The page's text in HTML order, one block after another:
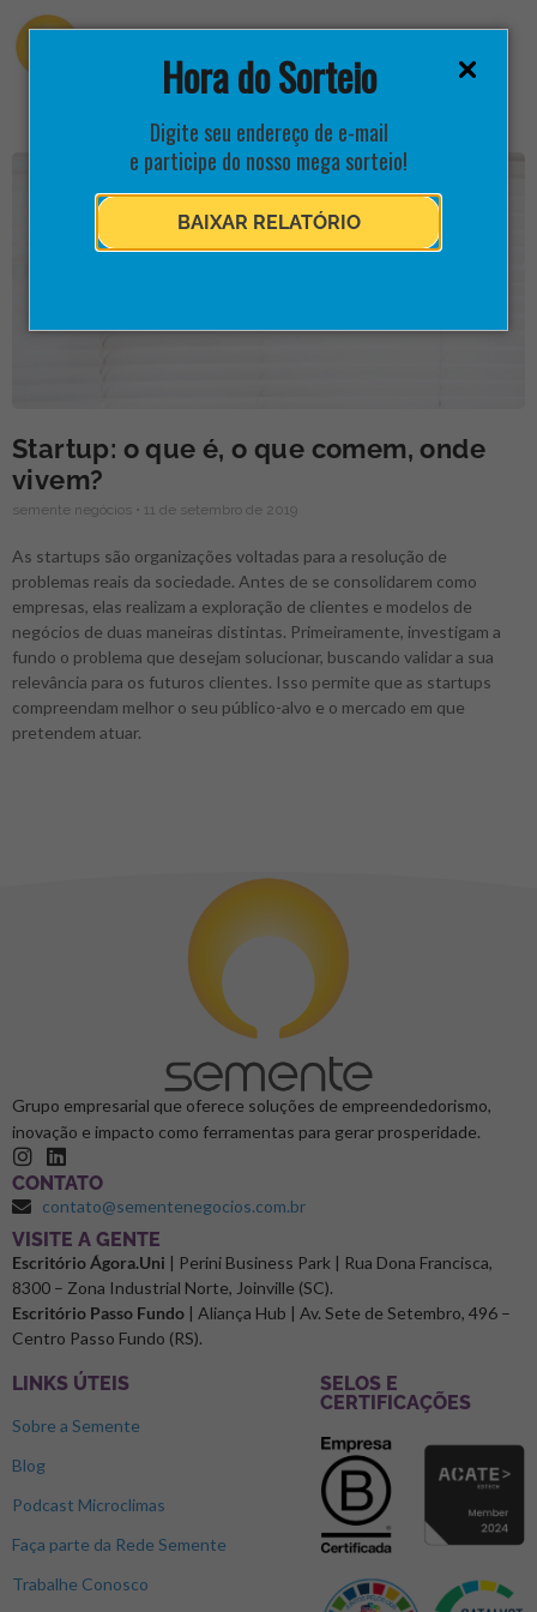
Hora do Sorteio
Digite seu endereço de e-mail
e participe do nosso mega sorteio!
BAIXAR RELATÓRIO
Startup: o que é, o que comem, onde
vivem?
semente negócios 11 de setembro de 2019
As startups são organizações voltadas para a resolução de
problemas reais da sociedade. Antes de se consolidarem como
empresas, elas realizam a exploração de clientes e modelos de
negócios de duas maneiras distintas. Primeiramente, investigam a
fundo o problema que desejam solucionar, buscando validar a sua
relevância para os futuros clientes. Isso permite que as startups
compreendam melhor o seu público-alvo e o mercado em que
pretendem atuar.
Grupo empresarial que oferece soluções de empreendedorismo,
inovação e impacto como ferramentas para gerar prosperidade.
CONTATO
contato@sementenegocios.com.br
⁠VISITE A GENTE
Escritório Ágora.Uni | Perini Business Park | Rua Dona Francisca,
8300 – Zona Industrial Norte, Joinville (SC).
Escritório Passo Fundo | Aliança Hub | Av. Sete de Setembro, 496 –
Centro Passo Fundo (RS).
LINKS ÚTEIS
Sobre a Semente
Blog
Podcast Microclimas
Faça parte da Rede Semente
Trabalhe Conosco
SELOS E
CERTIFICAÇÕES